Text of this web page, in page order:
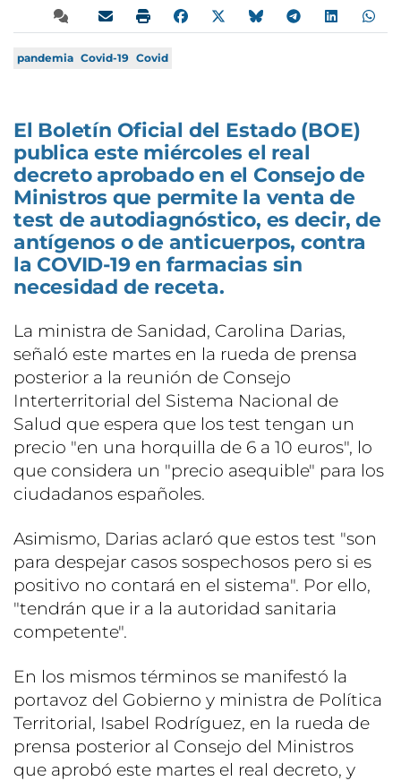
pandemia Covid-19 Covid
El Boletín Oficial del Estado (BOE)
publica este miércoles el real
decreto aprobado en el Consejo de
Ministros que permite la venta de
test de autodiagnóstico, es decir, de
antígenos o de anticuerpos, contra
la COVID-19 en farmacias sin
necesidad de receta.
La ministra de Sanidad, Carolina Darias,
señaló este martes en la rueda de prensa
posterior a la reunión de Consejo
Interterritorial del Sistema Nacional de
Salud que espera que los test tengan un
precio "en una horquilla de 6 a 10 euros", lo
que considera un "precio asequible" para los
ciudadanos españoles.
Asimismo, Darias aclaró que estos test "son
para despejar casos sospechosos pero si es
positivo no contará en el sistema". Por ello,
"tendrán que ir a la autoridad sanitaria
competente".
En los mismos términos se manifestó la
portavoz del Gobierno y ministra de Política
Territorial, Isabel Rodríguez, en la rueda de
prensa posterior al Consejo del Ministros
que aprobó este martes el real decreto, y